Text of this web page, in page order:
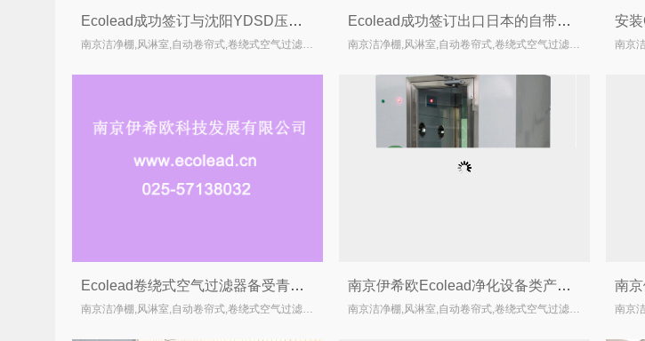
Ecolead成功签订与沈阳YDSD压缩机公司自动卷绕式过滤器6套 Ecolead成功签订出口日本的自带风机过滤单元订单
Ecolead卷绕式空气过滤器备受青睐，专业设计吸引更多用户
南京洁净棚,风淋室,自动卷帘式,卷绕式空气过滤器厂家
南京伊希欧Ecolead净化设备类产品发现客户需求，填补南京市场空白
南京洁净棚,风淋室,自动卷帘式,卷绕式空气过滤器厂家